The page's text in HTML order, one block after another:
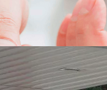
Как
Разобрались